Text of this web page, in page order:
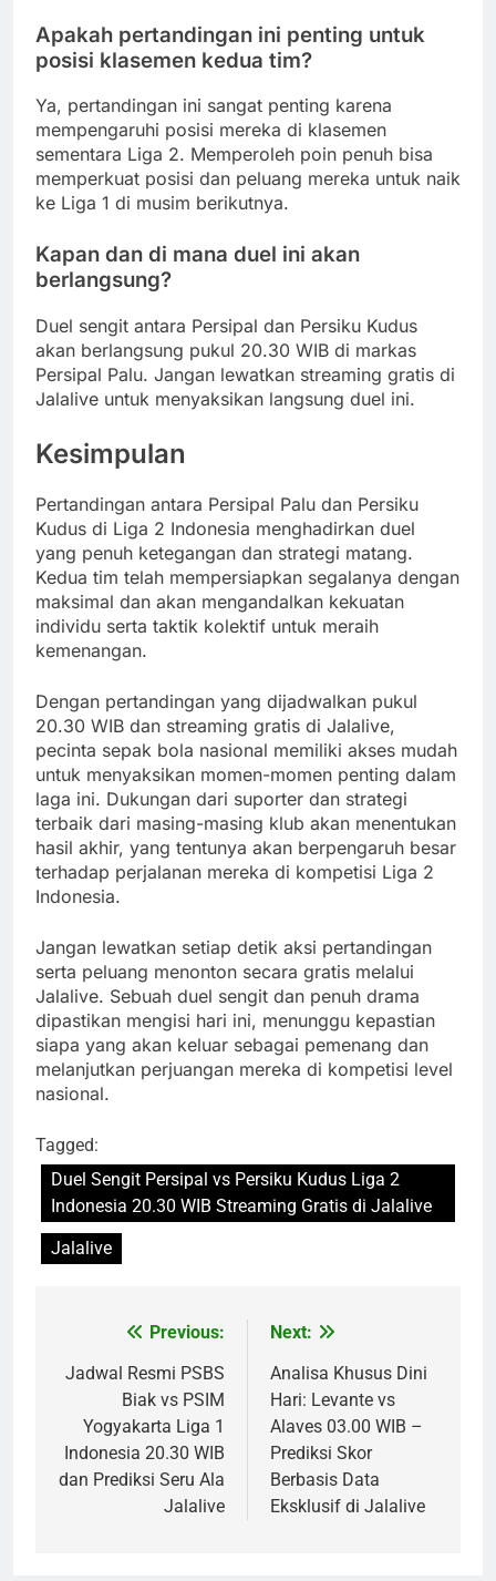
Apakah pertandingan ini penting untuk
posisi klasemen kedua tim?
Ya, pertandingan ini sangat penting karena
mempengaruhi posisi mereka di klasemen
sementara Liga 2. Memperoleh poin penuh bisa
memperkuat posisi dan peluang mereka untuk naik
ke Liga 1 di musim berikutnya.
Kapan dan di mana duel ini akan
berlangsung?
Duel sengit antara Persipal dan Persiku Kudus
akan berlangsung pukul 20.30 WIB di markas
Persipal Palu. Jangan lewatkan streaming gratis di
Jalalive untuk menyaksikan langsung duel ini.
Kesimpulan
Pertandingan antara Persipal Palu dan Persiku
Kudus di Liga 2 Indonesia menghadirkan duel
yang penuh ketegangan dan strategi matang.
Kedua tim telah mempersiapkan segalanya dengan
maksimal dan akan mengandalkan kekuatan
individu serta taktik kolektif untuk meraih
kemenangan.
Dengan pertandingan yang dijadwalkan pukul
20.30 WIB dan streaming gratis di Jalalive,
pecinta sepak bola nasional memiliki akses mudah
untuk menyaksikan momen-momen penting dalam
laga ini. Dukungan dari suporter dan strategi
terbaik dari masing-masing klub akan menentukan
hasil akhir, yang tentunya akan berpengaruh besar
terhadap perjalanan mereka di kompetisi Liga 2
Indonesia.
Jangan lewatkan setiap detik aksi pertandingan
serta peluang menonton secara gratis melalui
Jalalive. Sebuah duel sengit dan penuh drama
dipastikan mengisi hari ini, menunggu kepastian
siapa yang akan keluar sebagai pemenang dan
melanjutkan perjuangan mereka di kompetisi level
nasional.
Tagged:
Duel Sengit Persipal vs Persiku Kudus Liga 2
Indonesia 20.30 WIB Streaming Gratis di Jalalive
Jalalive
navigation
Previous:
Jadwal Resmi PSBS
Biak vs PSIM
Yogyakarta Liga 1
Indonesia 20.30 WIB
dan Prediksi Seru Ala
Jalalive
Next:
Analisa Khusus Dini
Hari: Levante vs
Alaves 03.00 WIB –
Prediksi Skor
Berbasis Data
Eksklusif di Jalalive